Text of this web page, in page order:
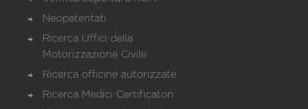
Neopatentati
Ricerca Uffici della
Motorizzazione Civile
Ricerca officine autorizzate
Ricerca Medici Certificatori